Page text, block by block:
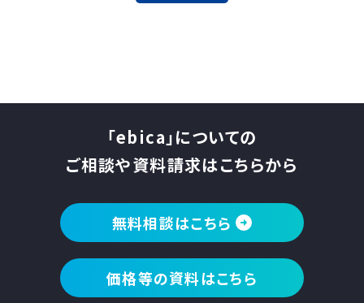
「ebica」についての
ご相談や資料請求はこちらから
無料相談はこちら
価格等の資料はこちら